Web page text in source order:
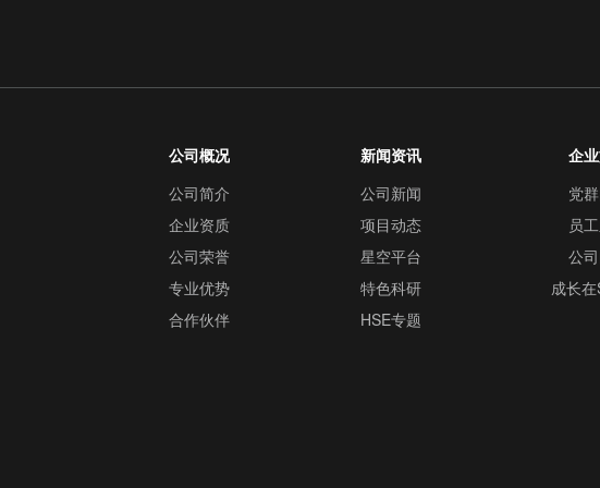
公司概况
公司简介
企业资质
公司荣誉
专业优势
合作伙伴
新闻资讯
公司新闻
项目动态
星空平台
特色科研
HSE专题
企
党
员
公
成长